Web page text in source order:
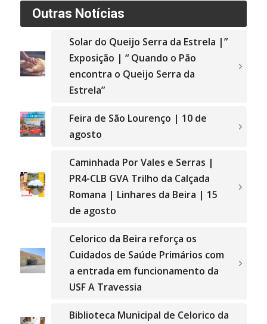
Outras Notícias
Solar do Queijo Serra da Estrela |”
Exposição | “ Quando o Pão
encontra o Queijo Serra da
Estrela”
Feira de São Lourenço | 10 de
agosto
Caminhada Por Vales e Serras |
PR4-CLB GVA Trilho da Calçada
Romana | Linhares da Beira | 15
de agosto
Celorico da Beira reforça os
Cuidados de Saúde Primários com
a entrada em funcionamento da
USF A Travessia
Biblioteca Municipal de Celorico da